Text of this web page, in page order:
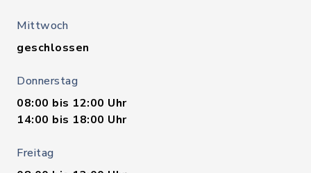
Mittwoch
geschlossen
Donnerstag
08:00 bis 12:00 Uhr
14:00 bis 18:00 Uhr
Freitag